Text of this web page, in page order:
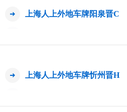
上海人上外地车牌阳泉晋C
上海人上外地车牌忻州晋H